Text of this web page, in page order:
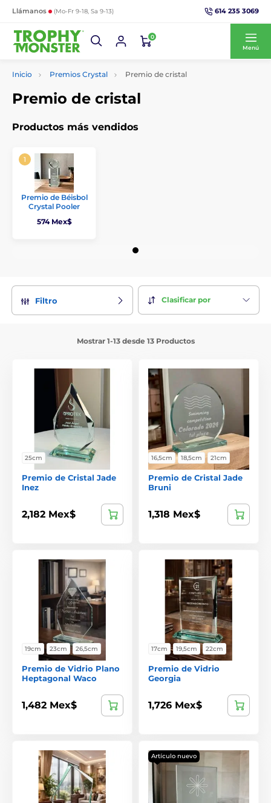
Llámanos (Mo-Fr 9-18, Sa 9-13) 614 235 3069
0
Menú
Inicio Premios Crystal Premio de cristal
Premio de cristal
Productos más vendidos
Premio de Béisbol
Crystal Pooler
574 Mex$
Filtro Clasificar por
Mostrar 1-13 desde 13 Productos
25cm
Premio de Cristal Jade
Inez
2,182 Mex$
16,5cm 18,5cm 21cm
Premio de Cristal Jade
Bruni
1,318 Mex$
19cm 23cm 26,5cm
Premio de Vidrio Plano
Heptagonal Waco
1,482 Mex$
17cm 19,5cm 22cm
Premio de Vidrio
Georgia
1,726 Mex$
Artículo nuevo